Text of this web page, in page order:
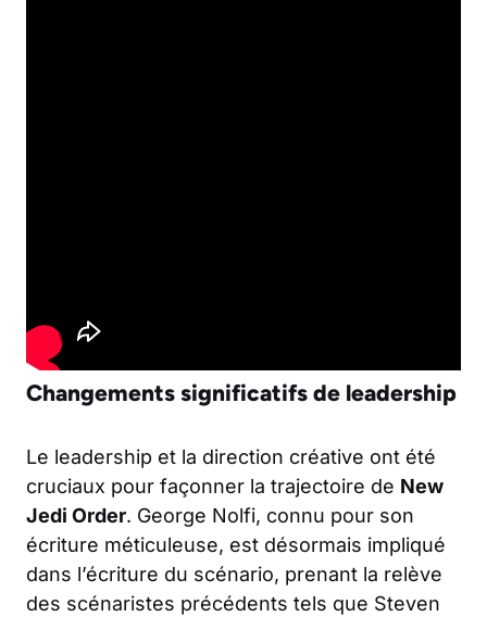
Changements significatifs de leadership
Le leadership et la direction créative ont été
cruciaux pour façonner la trajectoire de New
Jedi Order. George Nolfi, connu pour son
écriture méticuleuse, est désormais impliqué
dans l’écriture du scénario, prenant la relève
des scénaristes précédents tels que Steven